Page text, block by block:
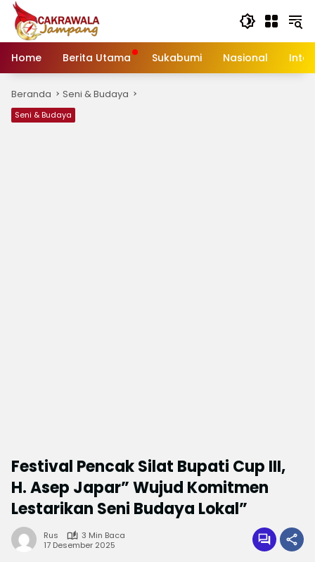
Langsung
konten
Home
Berita Utama Sukabumi Nasional
Beranda Seni & Budaya
Seni & Budaya
Festival Pencak Silat Bupati Cup III,
H. Asep Japar” Wujud Komitmen
Lestarikan Seni Budaya Lokal”
Rus
3 Min Baca
17 Desember 2025